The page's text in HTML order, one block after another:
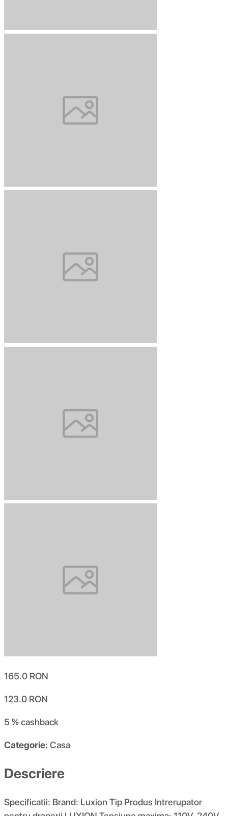
165.0 RON
123.0 RON
5 %cashback
Categorie: Casa
Descriere
Specificatii: Brand: Luxion Tip Produs Intrerupator